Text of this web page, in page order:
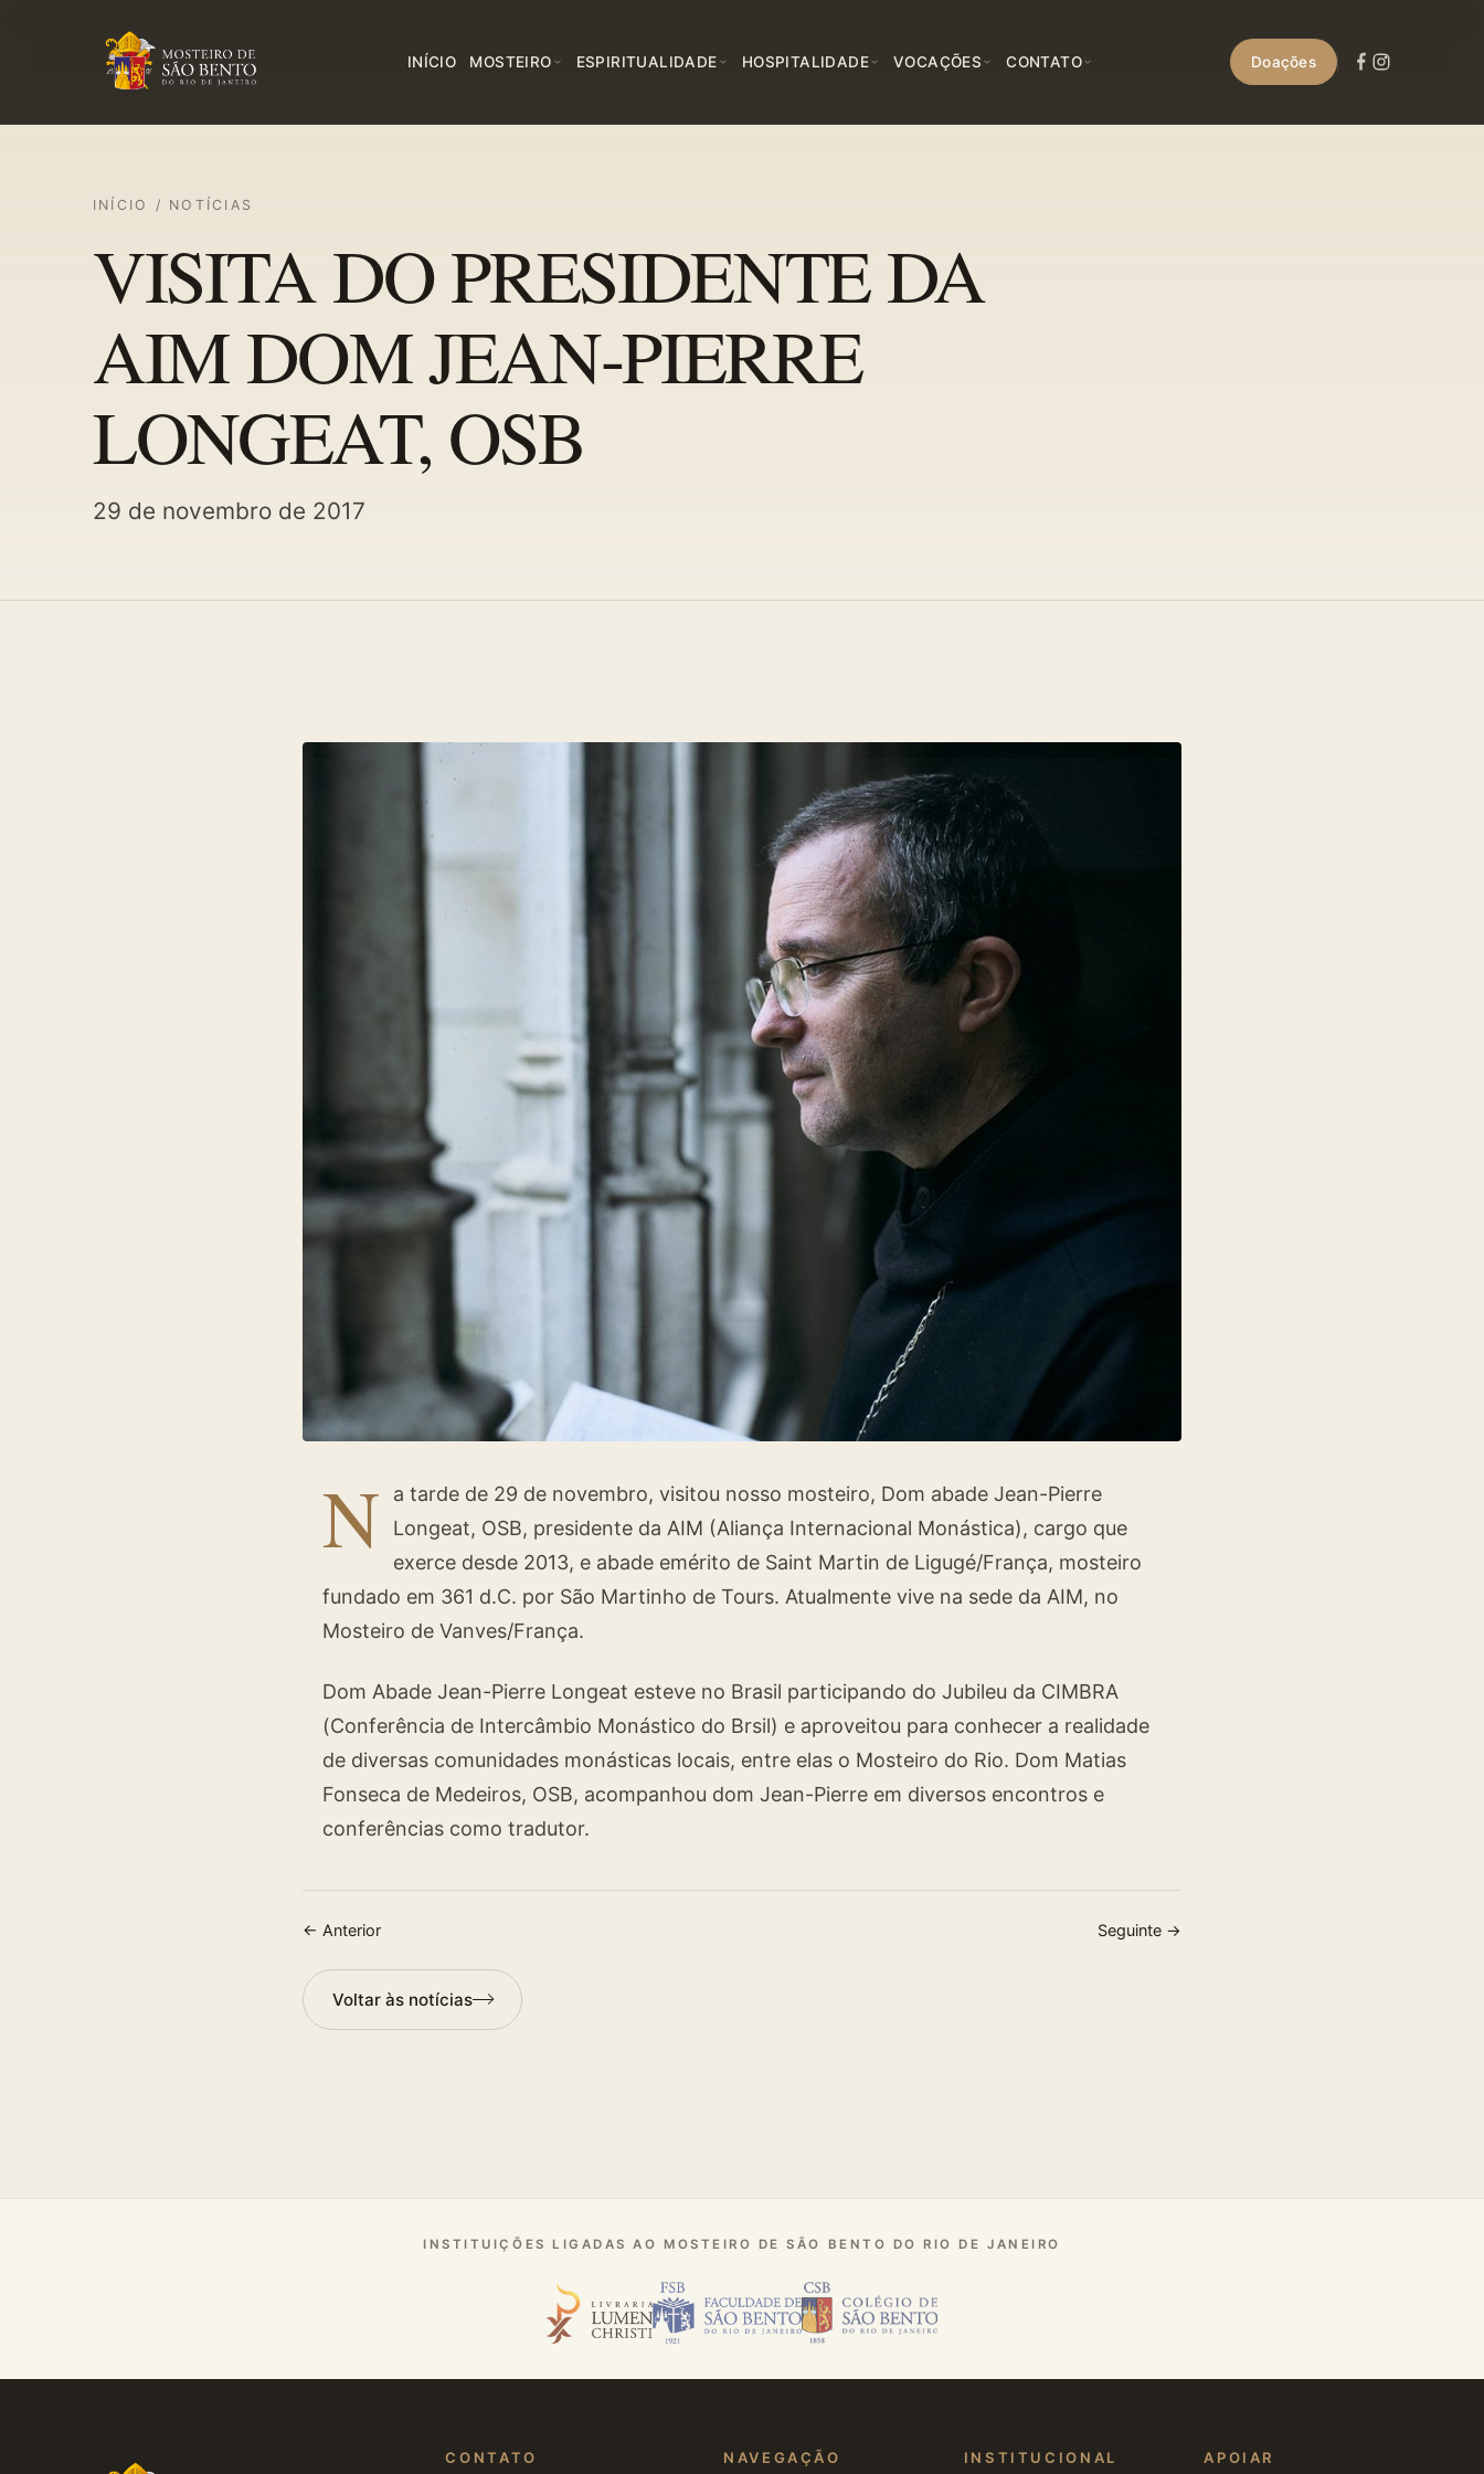
INÍCIO MOSTEIRO ESPIRITUALIDADE HOSPITALIDADE VOCAÇÕES CONTATO Doações
INÍCIO / NOTÍCIAS
VISITA DO PRESIDENTE DA
AIM DOM JEAN-PIERRE
LONGEAT, OSB
29 de novembro de 2017
N
a tarde de 29 de novembro, visitou nosso mosteiro, Dom abade Jean-Pierre
Longeat, OSB, presidente da AIM (Aliança Internacional Monástica), cargo que
exerce desde 2013, e abade emérito de Saint Martin de Ligugé/França, mosteiro
fundado em 361 d.C. por São Martinho de Tours. Atualmente vive na sede da AIM, no
Mosteiro de Vanves/França.
Dom Abade Jean-Pierre Longeat esteve no Brasil participando do Jubileu da CIMBRA
(Conferência de Intercâmbio Monástico do Brsil) e aproveitou para conhecer a realidade
de diversas comunidades monásticas locais, entre elas o Mosteiro do Rio. Dom Matias
Fonseca de Medeiros, OSB, acompanhou dom Jean-Pierre em diversos encontros e
conferências como tradutor.
← Anterior Seguinte →
Voltar às notícias
INSTITUIÇÕES LIGADAS AO MOSTEIRO DE SÃO BENTO DO RIO DE JANEIRO
CONTATO NAVEGAÇÃO INSTITUCIONAL APOIAR